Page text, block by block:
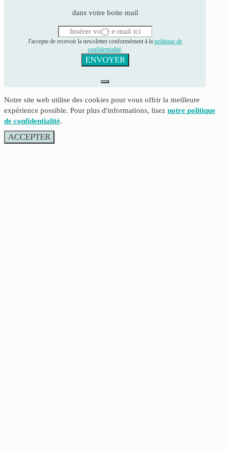
dans votre boite mail
J'accepte de recevoir la newsletter conformément à la politique de
confidentialité.
ENVOYER
Notre site web utilise des cookies pour vous offrir la meilleure
expérience possible. Pour plus d'informations, lisez notre politique
de confidentialité.
ACCEPTER